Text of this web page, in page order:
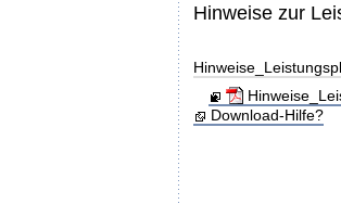
Hinweise zur
Download-Hilfe?